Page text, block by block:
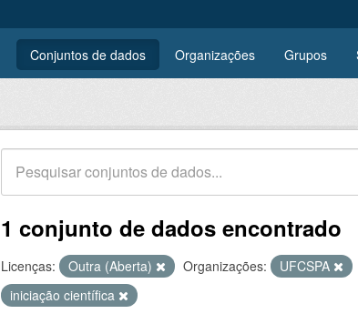
Conjuntos de dados Organizações Grupos
1 conjunto de dados encontrado
Licenças: Outra (Aberta) Organizações: UFCSPA
iniciação científica